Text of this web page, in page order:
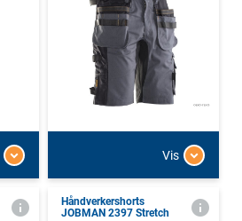
Vis
Håndverkershorts
JOBMAN 2397 Stretch